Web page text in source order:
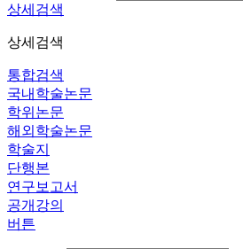
상세검색
상세검색
통합검색
국내학술논문
학위논문
해외학술논문
학술지
단행본
연구보고서
공개강의
버튼